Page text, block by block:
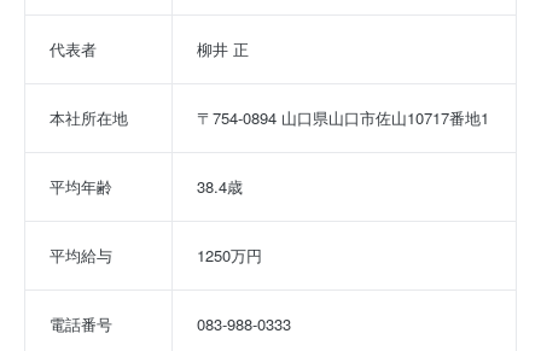
代表者 柳井 正
本社所在地 〒754-0894 山口県山口市佐山10717番地1
平均年齢 38.4歳
平均給与 1250万円
電話番号 083-988-0333